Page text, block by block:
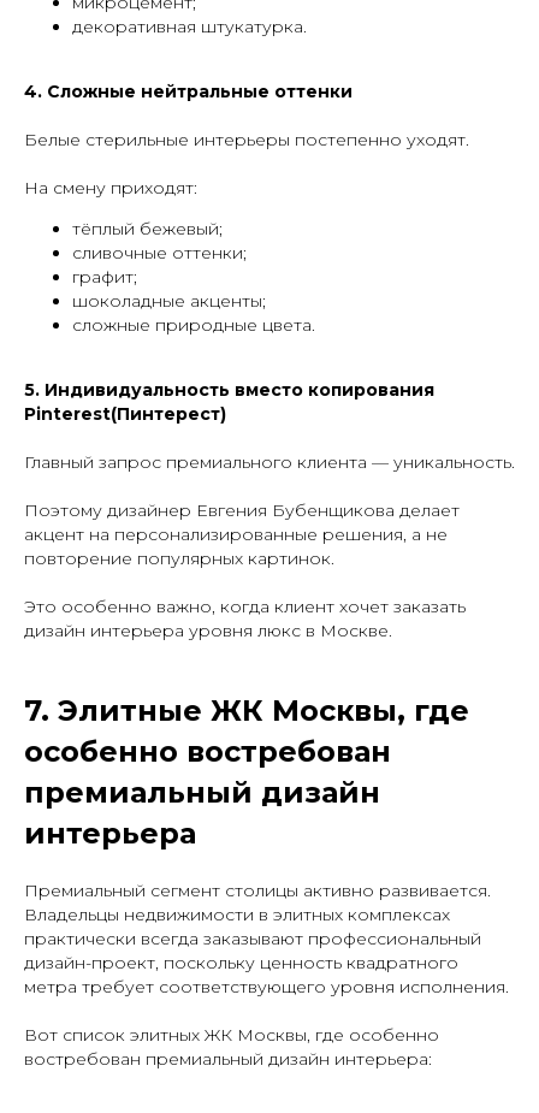
декоративная штукатурка.
4. Сложные нейтральные оттенки
Белые стерильные интерьеры постепенно уходят.
На смену приходят:
тёплый бежевый;
сливочные оттенки;
графит;
шоколадные акценты;
сложные природные цвета.
5. Индивидуальность вместо копирования
Pinterest(Пинтерест)
Главный запрос премиального клиента — уникальность.
Поэтому дизайнер Евгения Бубенщикова делает
акцент на персонализированные решения, а не
повторение популярных картинок.
Это особенно важно, когда клиент хочет заказать
дизайн интерьера уровня люкс в Москве.
7. Элитные ЖК Москвы, где
особенно востребован
премиальный дизайн
интерьера
Премиальный сегмент столицы активно развивается.
Владельцы недвижимости в элитных комплексах
практически всегда заказывают профессиональный
дизайн-проект, поскольку ценность квадратного
метра требует соответствующего уровня исполнения.
Вот список элитных ЖК Москвы, где особенно
востребован премиальный дизайн интерьера: